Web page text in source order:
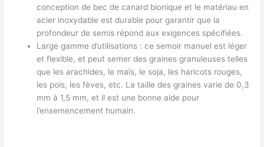
conception de bec de canard bionique et le matériau en
acier inoxydable est durable pour garantir que la
profondeur de semis répond aux exigences spécifiées.
Large gamme d’utilisations : ce semoir manuel est léger
et flexible, et peut semer des graines granuleuses telles
que les arachides, le maïs, le soja, les haricots rouges,
les pois, les fèves, etc. La taille des graines varie de 0,3
mm à 1,5 mm, et il est une bonne aide pour
l’ensemencement humain.